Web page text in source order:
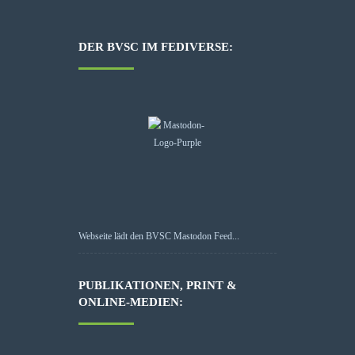
DER BVSC IM FEDIVERSE:
Webseite lädt den BVSC Mastodon Feed...
PUBLIKATIONEN, PRINT &
ONLINE-MEDIEN: